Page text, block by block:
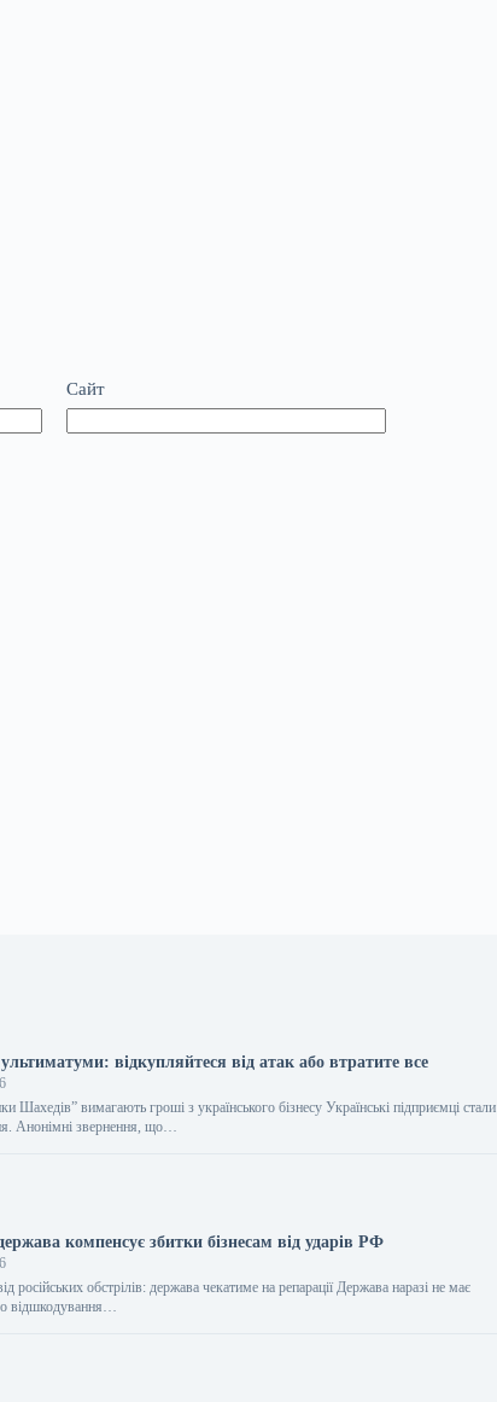
Сайт
відкупляйтеся від атак або втратите все
Шахедів” вимагають гроші з українського бізнесу Українські підприємці стали
Анонімні звернення, що…
компенсує збитки бізнесам від ударів РФ
російських обстрілів: держава чекатиме на репарації Держава наразі не має
відшкодування…